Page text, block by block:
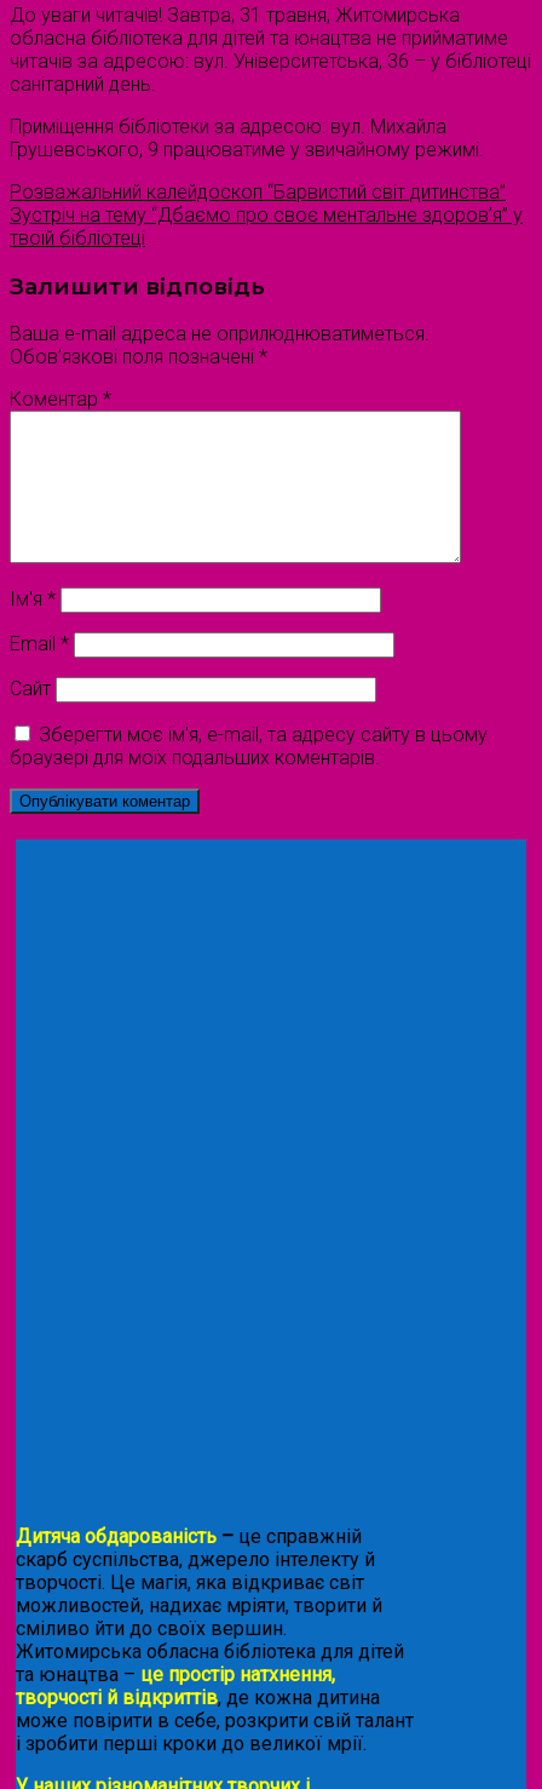
До уваги читачів! Завтра, 31 травня, Житомирська
обласна бібліотека для дітей та юнацтва не прийматиме
читачів за адресою: вул. Університетська, 36 – у бібліотеці
санітарний день.
Приміщення бібліотеки за адресою: вул. Михайла
Грушевського, 9 працюватиме у звичайному режимі.
Розважальний калейдоскоп “Барвистий світ дитинства”
Зустріч на тему “Дбаємо про своє ментальне здоров’я” у
твоїй бібліотеці
Залишити відповідь
Ваша e-mail адреса не оприлюднюватиметься.
Обов’язкові поля позначені *
Коментар *
Ім'я *
Email *
Сайт
Зберегти моє ім'я, e-mail, та адресу сайту в цьому
браузері для моїх подальших коментарів.
Дитяча обдарованість – це справжній
скарб суспільства, джерело інтелекту й
творчості. Це магія, яка відкриває світ
можливостей, надихає мріяти, творити й
сміливо йти до своїх вершин.
Житомирська обласна бібліотека для дітей
та юнацтва – це простір натхнення,
творчості й відкриттів, де кожна дитина
може повірити в себе, розкрити свій талант
і зробити перші кроки до великої мрії.